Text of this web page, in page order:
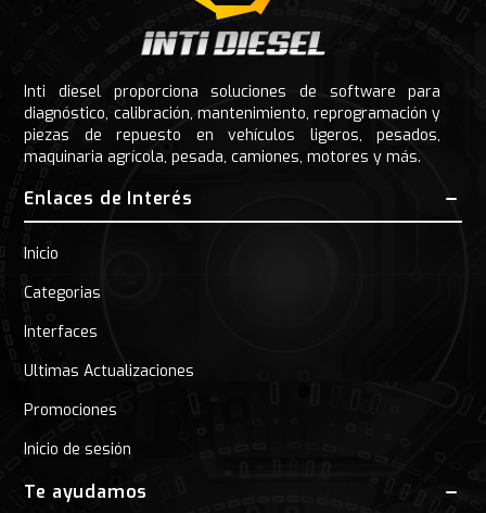
Inti diesel proporciona soluciones de software para
diagnóstico, calibración, mantenimiento, reprogramación y
piezas de repuesto en vehículos ligeros, pesados,
maquinaria agrícola, pesada, camiones, motores y más.
Enlaces de Interés
Inicio
Categorias
Interfaces
Ultimas Actualizaciones
Promociones
Inicio de sesión
Te ayudamos